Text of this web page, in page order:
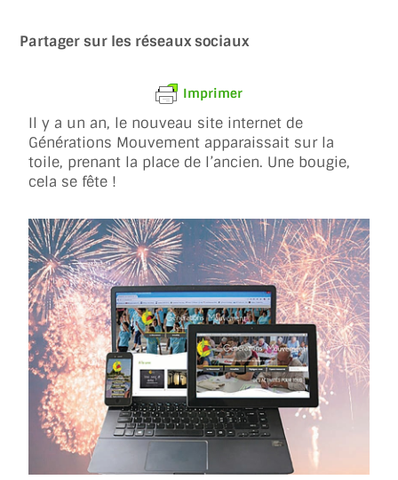
Partager sur les réseaux sociaux
Imprimer
Il y a un an, le nouveau site internet de
Générations Mouvement apparaissait sur la
toile, prenant la place de l’ancien. Une bougie,
cela se fête !